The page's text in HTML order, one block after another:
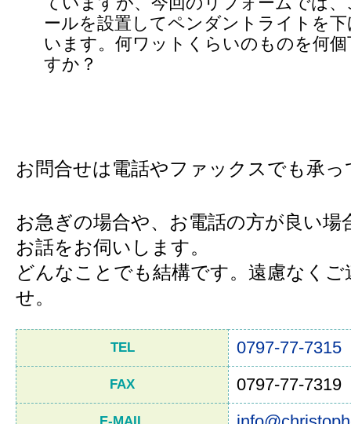
ールを設置してペンダントライトを
います。何ワットくらいのものを何
すか？
お問合せは電話やファックスでも承
お急ぎの場合や、お電話の方が良い場
お話をお伺いします。
どんなことでも結構です。遠慮なくご
せ。
TEL 0797-77-7315
FAX 0797-77-7319